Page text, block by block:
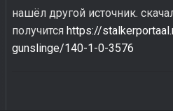
нашёл другой источник.
получится https://
gunslinge/140-1-0-3576